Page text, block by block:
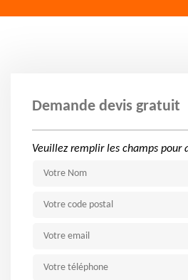
Demande devis gratuit
Veuillez remplir les champs pour